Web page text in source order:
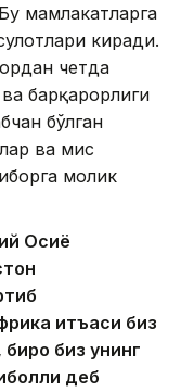
мамлакатларга
киради.
четда
барқарорлиги
бўлган
ва мис
молик
Осиё
қитъаси биз
биз унинг
деб